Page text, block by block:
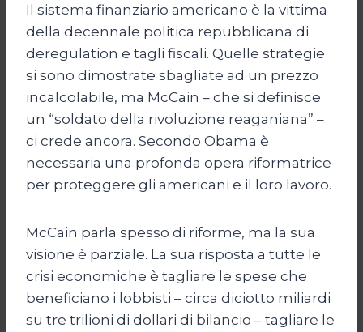
Il sistema finanziario americano è la vittima
della decennale politica repubblicana di
deregulation e tagli fiscali. Quelle strategie
si sono dimostrate sbagliate ad un prezzo
incalcolabile, ma McCain – che si definisce
un “soldato della rivoluzione reaganiana” –
ci crede ancora. Secondo Obama è
necessaria una profonda opera riformatrice
per proteggere gli americani e il loro lavoro.
McCain parla spesso di riforme, ma la sua
visione è parziale. La sua risposta a tutte le
crisi economiche è tagliare le spese che
beneficiano i lobbisti – circa diciotto miliardi
su tre trilioni di dollari di bilancio – tagliare le